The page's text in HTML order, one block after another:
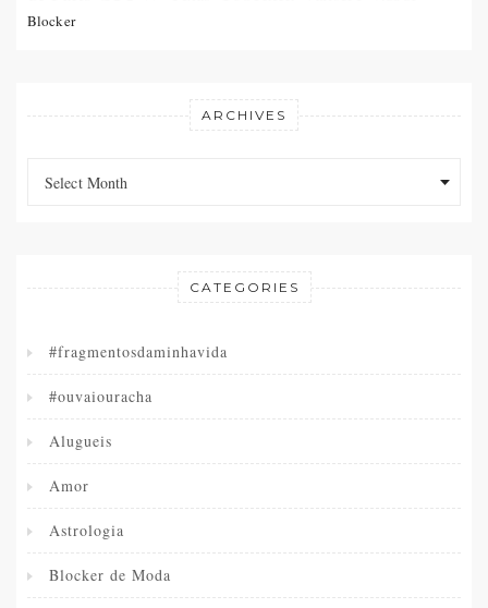
Blocker
ARCHIVES
Select Month
CATEGORIES
#fragmentosdaminhavida
#ouvaiouracha
Alugueis
Amor
Astrologia
Blocker de Moda